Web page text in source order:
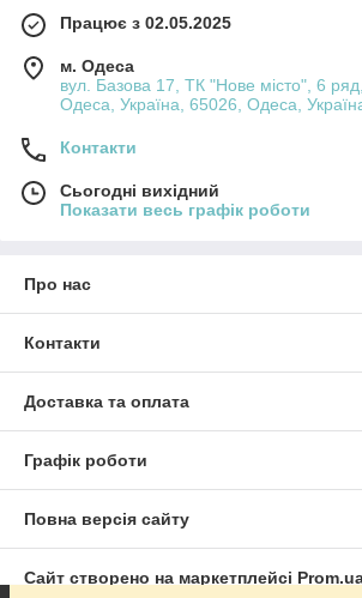
Працює з 02.05.2025
м. Одеса
вул. Базова 17, ТК "Нове місто", 6
Одеса, Україна, 65026, Одеса,
Контакти
Сьогодні вихідний
Показати весь графік роботи
Про нас
Контакти
Доставка та оплата
Графік роботи
Повна версія сайту
Сайт створено на маркетплейсі